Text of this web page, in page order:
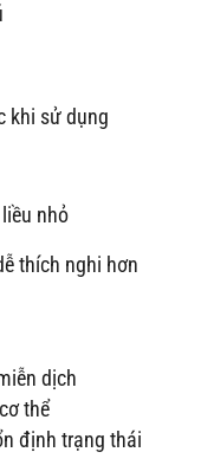
khi sử dụng
nhỏ
thích nghi hơn
dịch
thể
định trạng thái